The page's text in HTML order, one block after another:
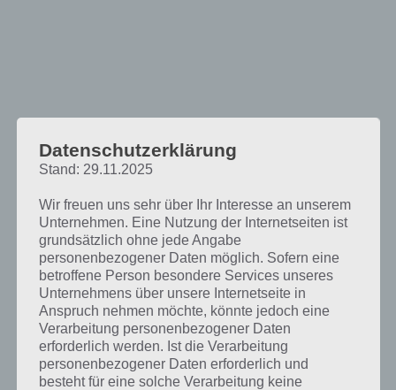
Datenschutzerklärung
Stand: 29.11.2025
Wir freuen uns sehr über Ihr Interesse an unserem
Unternehmen. Eine Nutzung der Internetseiten ist
grundsätzlich ohne jede Angabe
personenbezogener Daten möglich. Sofern eine
betroffene Person besondere Services unseres
Unternehmens über unsere Internetseite in
Anspruch nehmen möchte, könnte jedoch eine
Verarbeitung personenbezogener Daten
erforderlich werden. Ist die Verarbeitung
personenbezogener Daten erforderlich und
besteht für eine solche Verarbeitung keine